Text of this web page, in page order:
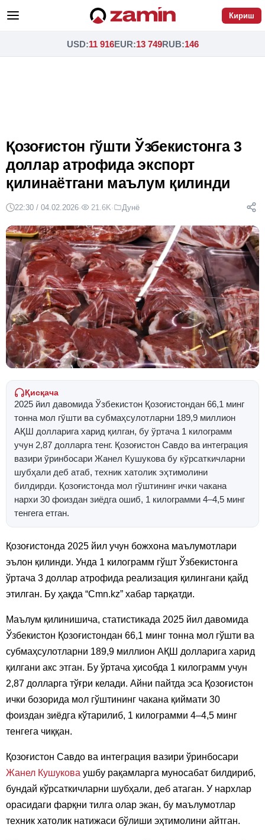
Кириш
USD:11 916EUR:13 749RUB:146
Қозоғистон гўшти Ўзбекистонга 3
доллар атрофида экспорт
қилинаётгани маълум қилинди
22:30 / 04.02.2026· 21.6K· Дунё
Қисқача
2025 йил давомида Ўзбекистон Қозоғистондан 66,1 минг
тонна мол гўшти ва субмаҳсулотларни 189,9 миллион
АҚШ долларига харид қилган, бу ўртача 1 килограмм
учун 2,87 долларга тенг. Қозоғистон Савдо ва интеграция
вазири ўринбосари Жанел Кушукова бу кўрсаткичларни
шубҳали деб атаб, техник хатолик эҳтимолини
билдирди. Қозоғистонда мол гўштининг ички чакана
нархи 30 фоиздан зиёдга ошиб, 1 килограмми 4–4,5 минг
тенгега етган.
Қозоғистонда 2025 йил учун божхона маълумотлари
эълон қилинди. Унда 1 килограмм гўшт Ўзбекистонга
ўртача 3 доллар атрофида реализация қилингани қайд
этилган. Бу ҳақда “Cmn.kz” хабар тарқатди.
Маълум қилинишича, статистикада 2025 йил давомида
Ўзбекистон Қозоғистондан 66,1 минг тонна мол гўшти ва
субмаҳсулотларни 189,9 миллион АҚШ долларига харид
қилгани акс этган. Бу ўртача ҳисобда 1 килограмм учун
2,87 долларга тўғри келади. Айни пайтда эса Қозоғистон
ички бозорида мол гўштининг чакана қиймати 30
фоиздан зиёдга кўтарилиб, 1 килограмми 4–4,5 минг
тенгега чиққан.
Қозоғистон Савдо ва интеграция вазири ўринбосари
Жанел Кушукова ушбу рақамларга муносабат билдириб,
бундай кўрсаткичларни шубҳали, деб атаган. У нархлар
орасидаги фарқни тилга олар экан, бу маълумотлар
техник хатолик натижаси бўлиши эҳтимолини айтган.